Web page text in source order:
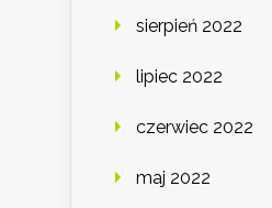
sierpień 2022
lipiec 2022
czerwiec 2022
maj 2022